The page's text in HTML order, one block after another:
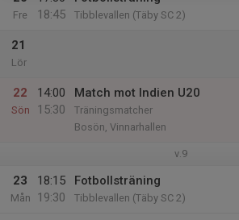
Fre
18:45
Tibblevallen (Täby SC 2)
21
Lör
22
Sön
14:00
15:30
Match mot Indien U20
Träningsmatcher
Bosön, Vinnarhallen
v.9
23
Mån
18:15
19:30
Fotbollsträning
Tibblevallen (Täby SC 2)